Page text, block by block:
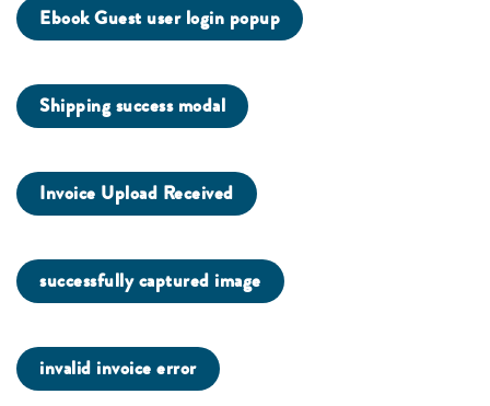
Ebook Guest user login popup
Shipping success modal
Invoice Upload Received
successfully captured image
invalid invoice error